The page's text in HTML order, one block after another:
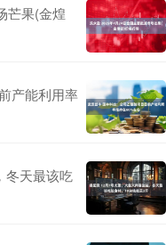
芒果(金煌
产能利用率
冬天最该吃